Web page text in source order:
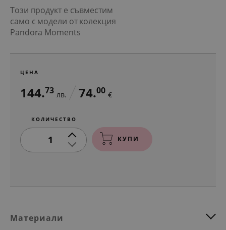
Този продукт е съвместим
само с модели от колекция
Pandora Moments
ЦЕНА
144.73 лв. 74.00 €
КОЛИЧЕСТВО
1 КУПИ
Материали